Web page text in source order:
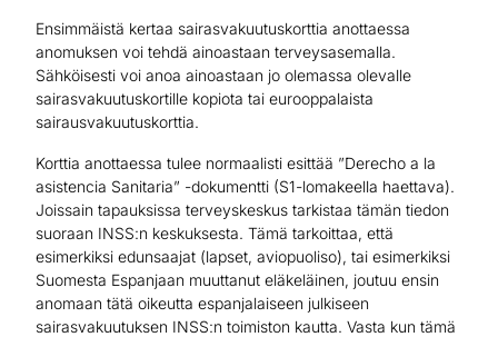
Ensimmäistä kertaa sairasvakuutuskorttia anottaessa
anomuksen voi tehdä ainoastaan terveysasemalla.
Sähköisesti voi anoa ainoastaan jo olemassa olevalle
sairasvakuutuskortille kopiota tai eurooppalaista
sairausvakuutuskorttia.
Korttia anottaessa tulee normaalisti esittää ”Derecho a la
asistencia Sanitaria” -dokumentti (S1-lomakeella haettava).
Joissain tapauksissa terveyskeskus tarkistaa tämän tiedon
suoraan INSS:n keskuksesta. Tämä tarkoittaa, että
esimerkiksi edunsaajat (lapset, aviopuoliso), tai esimerkiksi
Suomesta Espanjaan muuttanut eläkeläinen, joutuu ensin
anomaan tätä oikeutta espanjalaiseen julkiseen
sairasvakuutuksen INSS:n toimiston kautta. Vasta kun tämä